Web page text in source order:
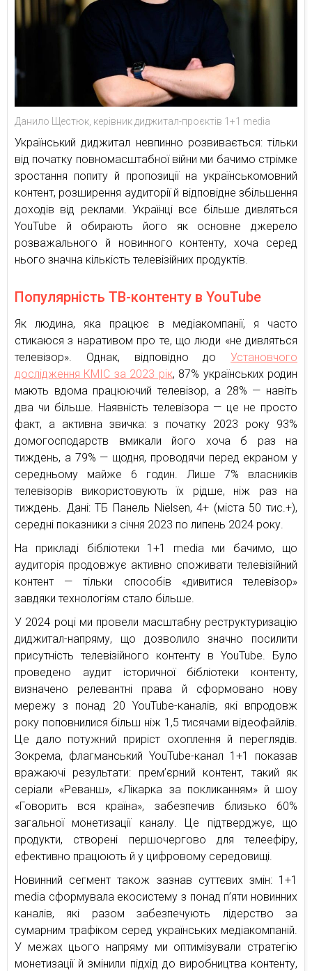
Данило Щестюк, керівник диджитал-проєктів 1+1 media
Український диджитал невпинно розвивається: тільки
від початку повномасштабної війни ми бачимо стрімке
зростання попиту й пропозиції на українськомовний
контент, розширення аудиторії й відповідне збільшення
доходів від реклами. Українці все більше дивляться
YouTube й обирають його як основне джерело
розважального й новинного контенту, хоча серед
нього значна кількість телевізійних продуктів.
Популярність ТВ-контенту в YouTube
Як людина, яка працює в медіакомпанії, я часто
стикаюся з наративом про те, що люди «не дивляться
телевізор». Однак, відповідно до Установчого
дослідження КМІС за 2023 рік, 87% українських родин
мають вдома працюючий телевізор, а 28% — навіть
два чи більше. Наявність телевізора — це не просто
факт, а активна звичка: з початку 2023 року 93%
домогосподарств вмикали його хоча б раз на
тиждень, а 79% — щодня, проводячи перед екраном у
середньому майже 6 годин. Лише 7% власників
телевізорів використовують їх рідше, ніж раз на
тиждень. Дані: ТБ Панель Nielsen, 4+ (міста 50 тис.+),
середні показники з січня 2023 по липень 2024 року.
На прикладі бібліотеки 1+1 media ми бачимо, що
аудиторія продовжує активно споживати телевізійний
контент — тільки способів «дивитися телевізор»
завдяки технологіям стало більше.
У 2024 році ми провели масштабну реструктуризацію
диджитал-напряму, що дозволило значно посилити
присутність телевізійного контенту в YouTube. Було
проведено аудит історичної бібліотеки контенту,
визначено релевантні права й сформовано нову
мережу з понад 20 YouTube-каналів, які впродовж
року поповнилися більш ніж 1,5 тисячами відеофайлів.
Це дало потужний приріст охоплення й переглядів.
Зокрема, флагманський YouTube-канал 1+1 показав
вражаючі результати: прем’єрний контент, такий як
серіали «Реванш», «Лікарка за покликанням» й шоу
«Говорить вся країна», забезпечив близько 60%
загальної монетизації каналу. Це підтверджує, що
продукти, створені першочергово для телеефіру,
ефективно працюють й у цифровому середовищі.
Новинний сегмент також зазнав суттєвих змін: 1+1
media сформувала екосистему з понад п’яти новинних
каналів, які разом забезпечують лідерство за
сумарним трафіком серед українських медіакомпаній.
У межах цього напряму ми оптимізували стратегію
монетизації й змінили підхід до виробництва контенту,